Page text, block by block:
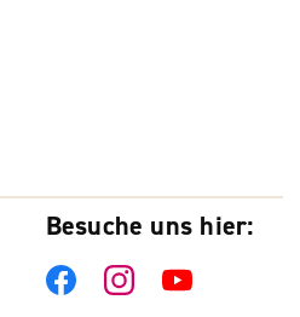
Besuche uns hier: